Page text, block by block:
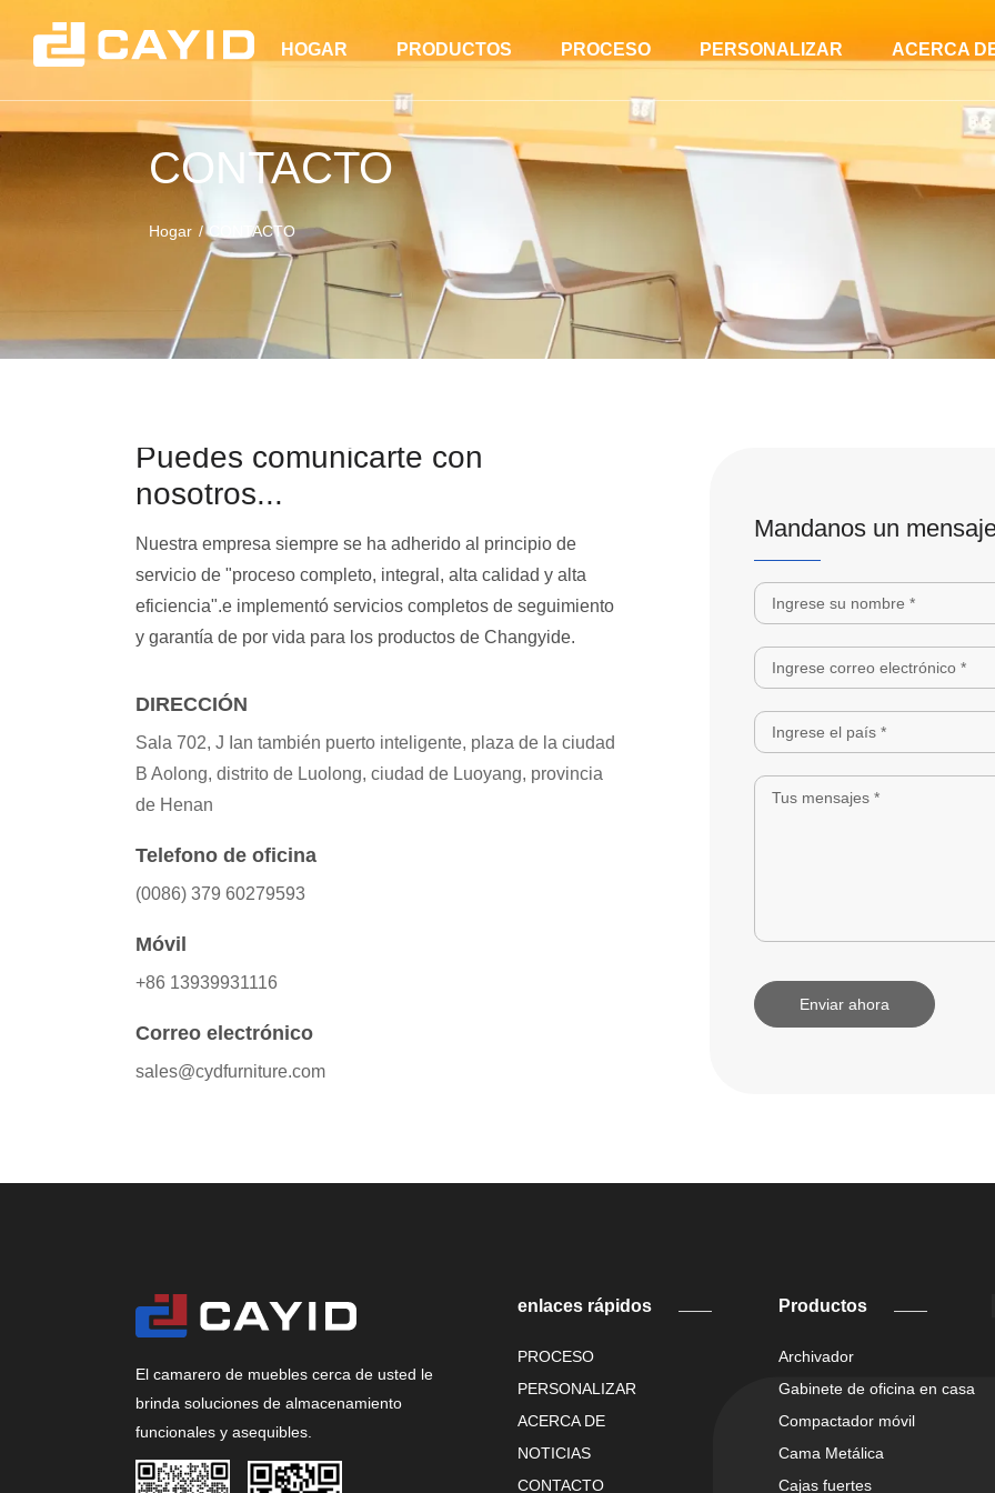
HOGAR PRODUCTOS PROCESO PERSONALIZAR ACERCA
CONTACTO
Hogar CONTACTO
Puedes comunicarte con
nosotros...
Nuestra empresa siempre se ha adherido al principio de
servicio de "proceso completo, integral, alta calidad y alta
eficiencia".e implementó servicios completos de seguimiento
y garantía de por vida para los productos de Changyide.
DIRECCIÓN
Sala 702, J Ian también puerto inteligente, plaza de la ciudad
B Aolong, distrito de Luolong, ciudad de Luoyang, provincia
de Henan
Telefono de oficina
(0086) 379 60279593
Móvil
+86 13939931116
Correo electrónico
sales@cydfurniture.com
Mandanos un
Enviar ahora
El camarero de muebles cerca de usted le
brinda soluciones de almacenamiento
funcionales y asequibles.
enlaces rápidos
PROCESO
PERSONALIZAR
ACERCA DE
NOTICIAS
CONTACTO
Productos
Archivador
Gabinete de oficina en casa
Compactador móvil
Cama Metálica
Cajas fuertes